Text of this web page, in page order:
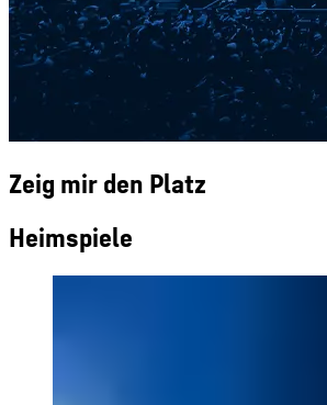
Zeig mir den Platz
Heimspiele